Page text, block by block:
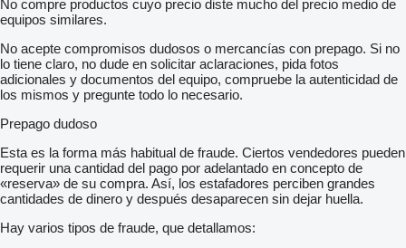
No compre productos cuyo precio diste mucho del precio medio de
equipos similares.
No acepte compromisos dudosos o mercancías con prepago. Si no
lo tiene claro, no dude en solicitar aclaraciones, pida fotos
adicionales y documentos del equipo, compruebe la autenticidad de
los mismos y pregunte todo lo necesario.
Prepago dudoso
Esta es la forma más habitual de fraude. Ciertos vendedores pueden
requerir una cantidad del pago por adelantado en concepto de
«reserva» de su compra. Así, los estafadores perciben grandes
cantidades de dinero y después desaparecen sin dejar huella.
Hay varios tipos de fraude, que detallamos: